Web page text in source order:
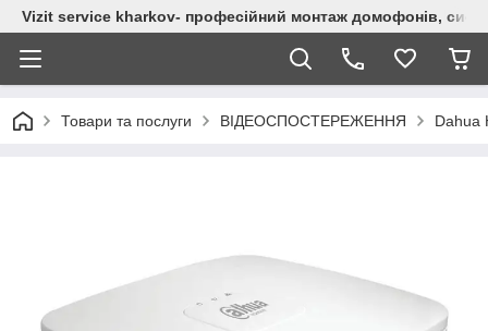
Vizit service kharkov- професійний монтаж домофонів,
Товари та послуги ВІДЕОСПОСТЕРЕЖЕННЯ Dahua